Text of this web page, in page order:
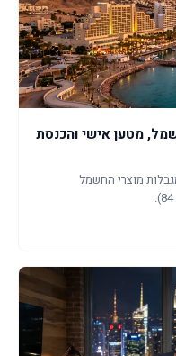
מטען אישי והכנסת
מוצרי החשמל